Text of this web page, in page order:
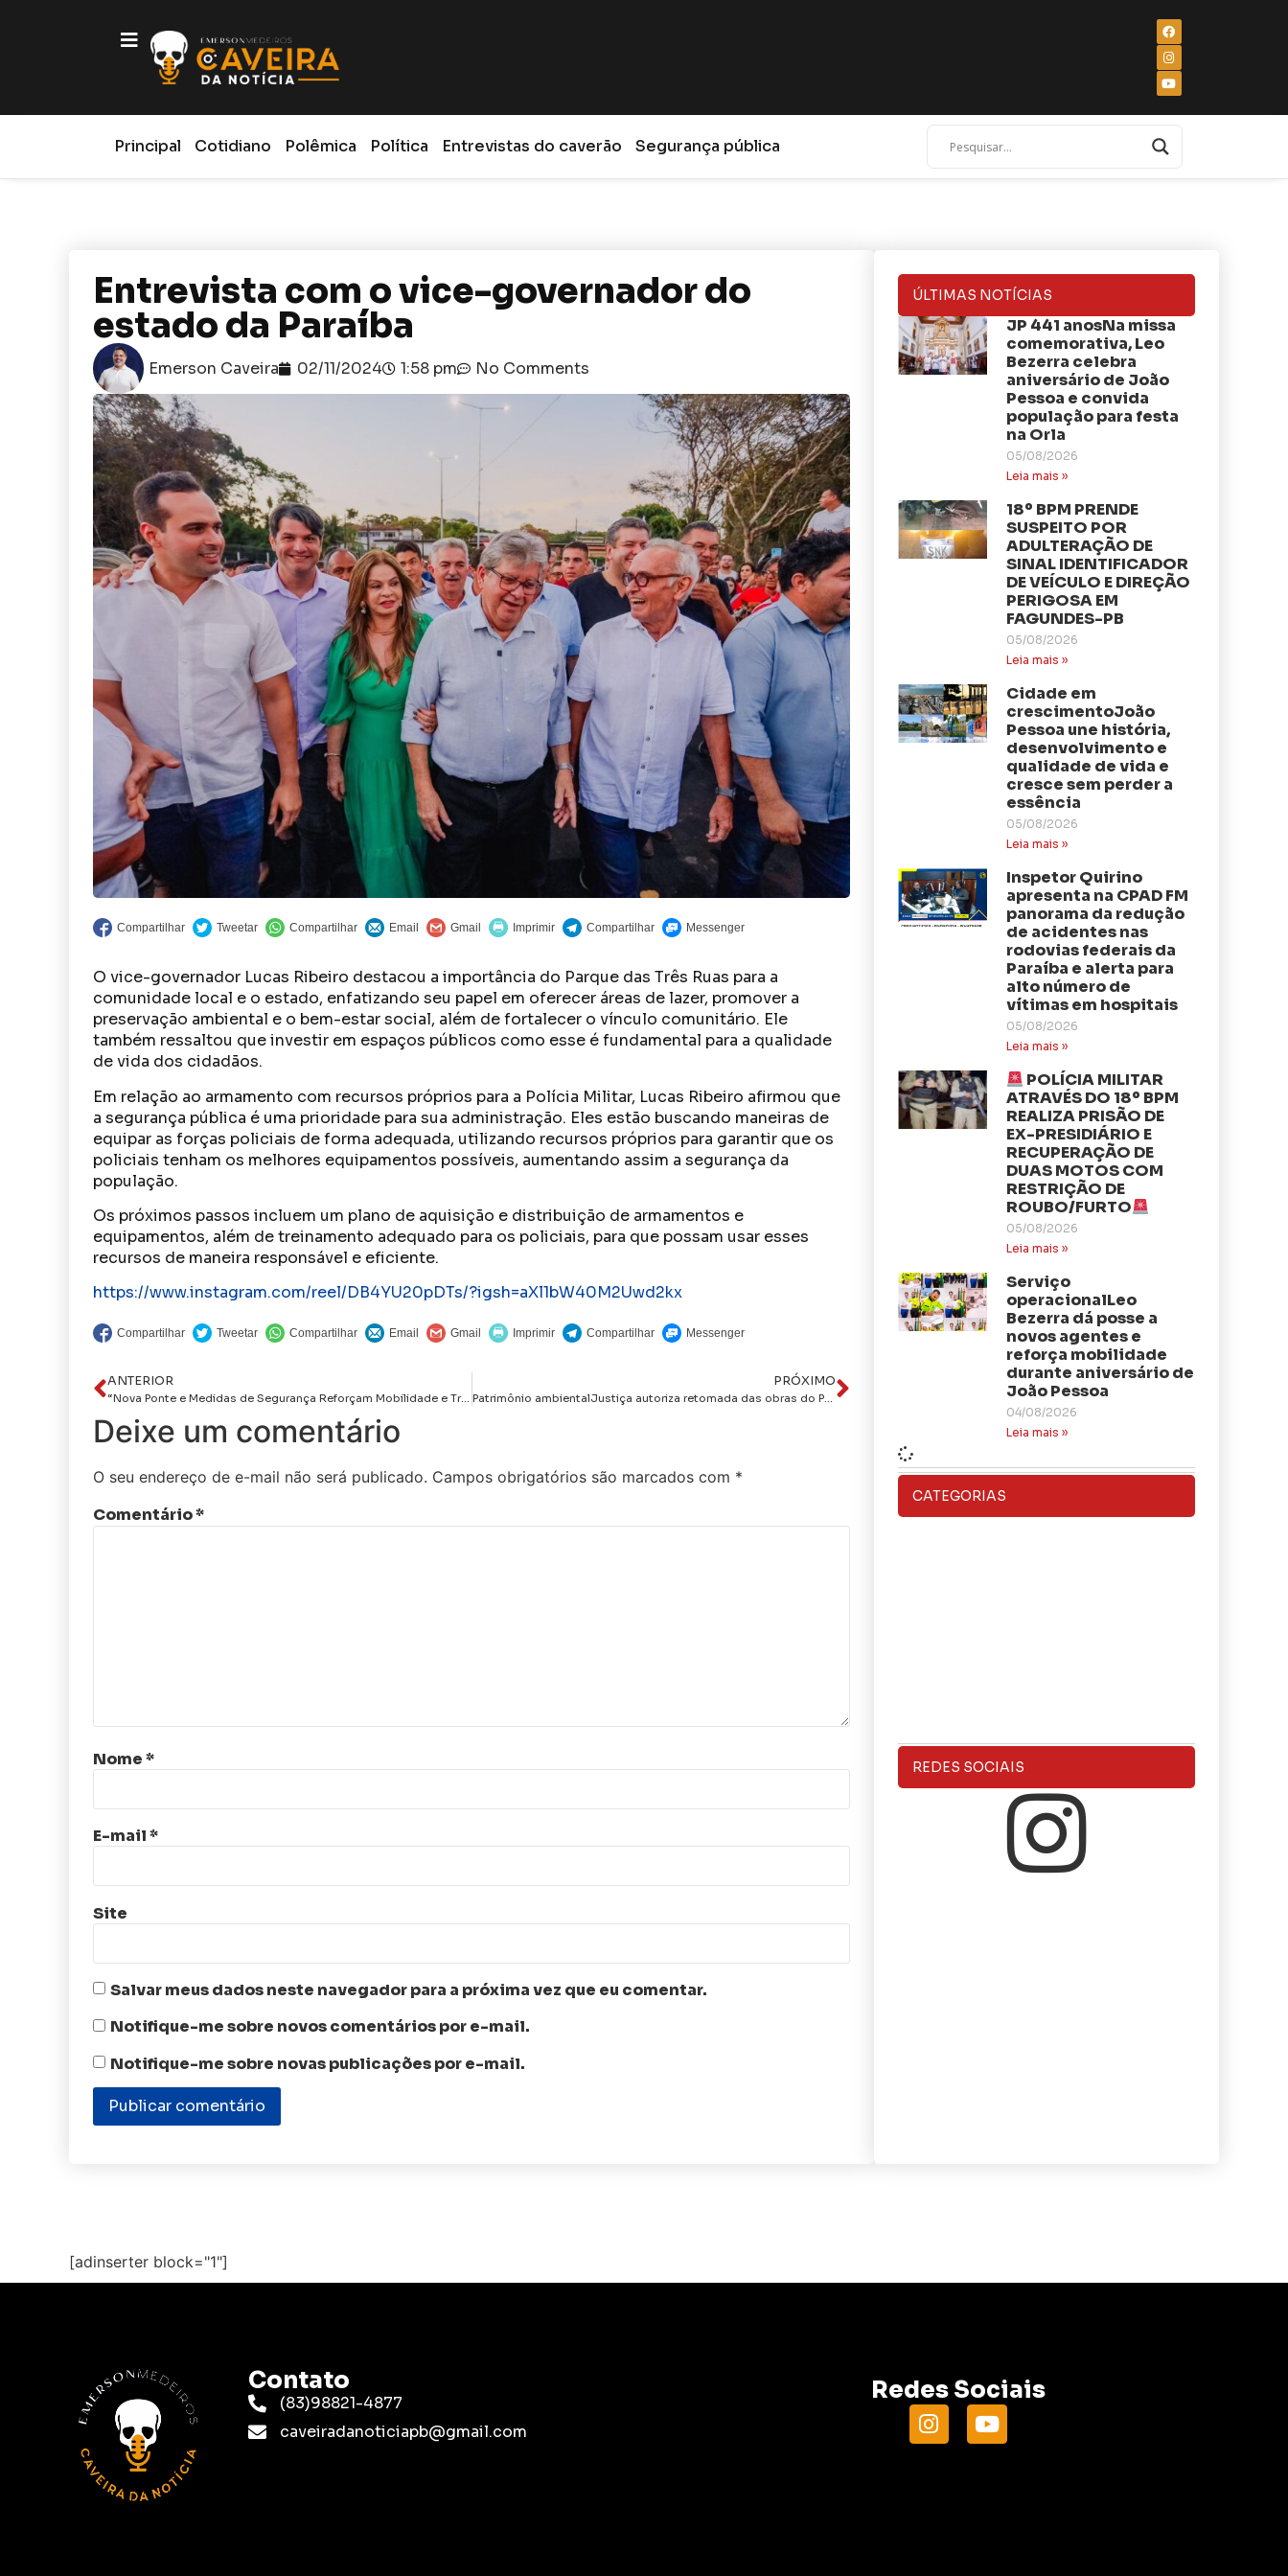
Principal Cotidiano Polêmica Política Entrevistas do caverão Segurança pública
Entrevista com o vice-governador do
estado da Paraíba
Emerson Caveira 02/11/2024 1:58 pm No Comments
O vice-governador Lucas Ribeiro destacou a importância do Parque das Três Ruas para a
comunidade local e o estado, enfatizando seu papel em oferecer áreas de lazer, promover a
preservação ambiental e o bem-estar social, além de fortalecer o vínculo comunitário. Ele
também ressaltou que investir em espaços públicos como esse é fundamental para a qualidade
de vida dos cidadãos.
Em relação ao armamento com recursos próprios para a Polícia Militar, Lucas Ribeiro afirmou que
a segurança pública é uma prioridade para sua administração. Eles estão buscando maneiras de
equipar as forças policiais de forma adequada, utilizando recursos próprios para garantir que os
policiais tenham os melhores equipamentos possíveis, aumentando assim a segurança da
população.
Os próximos passos incluem um plano de aquisição e distribuição de armamentos e
equipamentos, além de treinamento adequado para os policiais, para que possam usar esses
recursos de maneira responsável e eficiente.
https://www.instagram.com/reel/DB4YU20pDTs/?igsh=aXl1bW40M2Uwd2kx
ANTERIOR
“Nova Ponte e Medidas de Segurança Reforçam Mobilidade e Tranquilidade na Paraíba”
PRÓXIMO
Patrimônio ambientalJustiça autoriza retomada das obras do Parque da Cidade
Deixe um comentário
O seu endereço de e-mail não será publicado. Campos obrigatórios são marcados com *
Comentário*
Nome*
E-mail*
Site
Salvar meus dados neste navegador para a próxima vez que eu comentar.
Notifique-me sobre novos comentários por e-mail.
Notifique-me sobre novas publicações por e-mail.
ÚLTIMAS NOTÍCIAS
JP 441 anosNa missa
comemorativa, Leo
Bezerra celebra
aniversário de João
Pessoa e convida
população para festa
na Orla
05/08/2026
Leia mais »
18º BPM PRENDE
SUSPEITO POR
ADULTERAÇÃO DE
SINAL IDENTIFICADOR
DE VEÍCULO E DIREÇÃO
PERIGOSA EM
FAGUNDES-PB
05/08/2026
Leia mais »
Cidade em
crescimentoJoão
Pessoa une história,
desenvolvimento e
qualidade de vida e
cresce sem perder a
essência
05/08/2026
Leia mais »
Inspetor Quirino
apresenta na CPAD FM
panorama da redução
de acidentes nas
rodovias federais da
Paraíba e alerta para
alto número de
vítimas em hospitais
05/08/2026
Leia mais »
POLÍCIA MILITAR
ATRAVÉS DO 18º BPM
REALIZA PRISÃO DE
EX-PRESIDIÁRIO E
RECUPERAÇÃO DE
DUAS MOTOS COM
RESTRIÇÃO DE
ROUBO/FURTO
05/08/2026
Leia mais »
Serviço
operacionalLeo
Bezerra dá posse a
novos agentes e
reforça mobilidade
durante aniversário de
João Pessoa
04/08/2026
Leia mais »
CATEGORIAS
REDES SOCIAIS
[adinserter block="1"]
Contato
(83)98821-4877
caveiradanoticiapb@gmail.com
Redes Sociais